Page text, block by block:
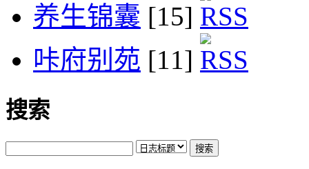
养生锦囊 [15]
咔府别苑 [11]
搜索